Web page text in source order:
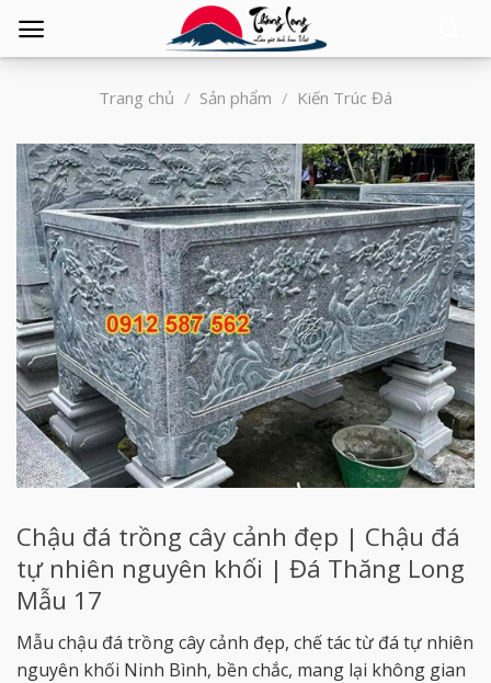
Trang chủ / Sản phẩm / Kiến Trúc Đá
Chậu đá trồng cây cảnh đẹp | Chậu đá
tự nhiên nguyên khối | Đá Thăng Long
Mẫu 17
Mẫu chậu đá trồng cây cảnh đẹp, chế tác từ đá tự nhiên
nguyên khối Ninh Bình, bền chắc, mang lại không gian